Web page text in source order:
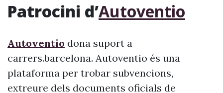
Patrocini d’Autoventio
Autoventio dona suport a
carrers.barcelona. Autoventio és una
plataforma per trobar subvencions,
extreure dels documents oficials de